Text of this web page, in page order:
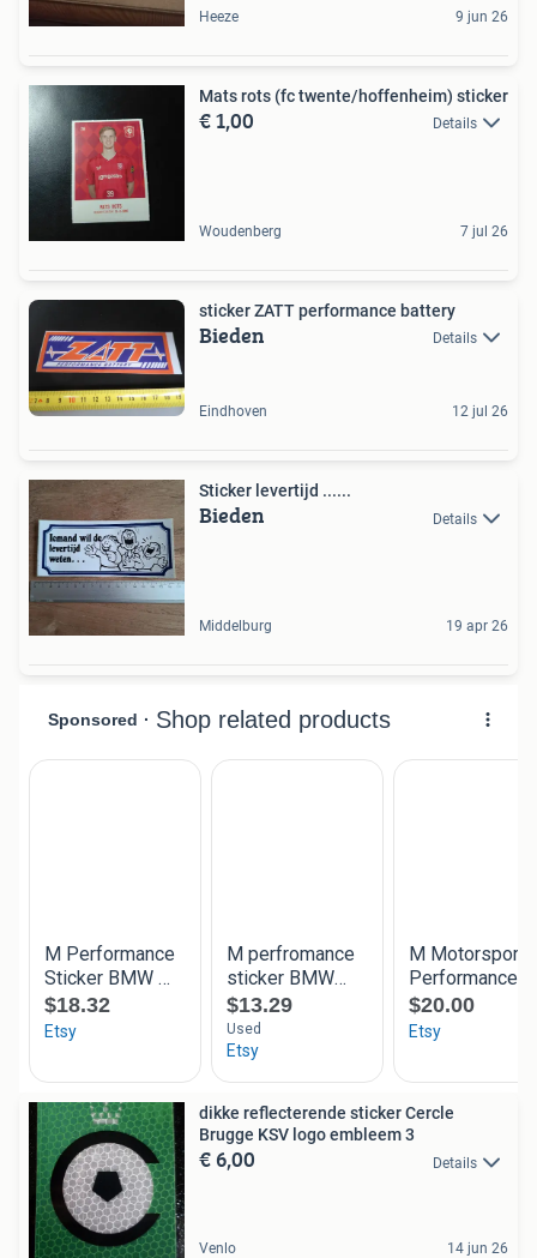
Heeze 9 jun 26
Mats rots (fc twente/hoffenheim) sticker
€ 1,00 Details
Woudenberg 7 jul 26
sticker ZATT performance battery
Bieden Details
Eindhoven 12 jul 26
Sticker levertijd ......
Bieden Details
Middelburg 19 apr 26
dikke reflecterende sticker Cercle
Brugge KSV logo embleem 3
€ 6,00 Details
Venlo 14 jun 26